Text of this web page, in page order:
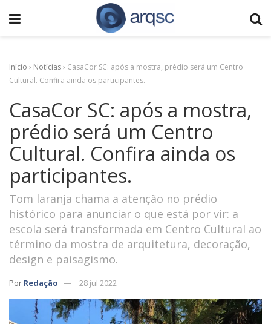
Início › Notícias› CasaCor SC: após a mostra, prédio será um Centro
Cultural. Confira ainda os participantes.
CasaCor SC: após a mostra,
prédio será um Centro
Cultural. Confira ainda os
participantes.
Tom laranja chama a atenção no prédio
histórico para anunciar o que está por vir: a
escola será transformada em Centro Cultural ao
término da mostra de arquitetura, decoração,
design e paisagismo.
Por Redação 28 jul 2022